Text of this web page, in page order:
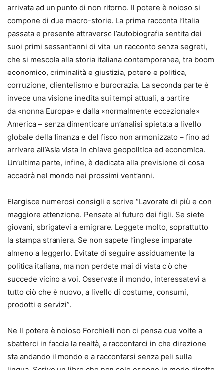
arrivata ad un punto di non ritorno. Il potere è noioso si
compone di due macro-storie. La prima racconta l’Italia
passata e presente attraverso l’autobiografia sentita dei
suoi primi sessant’anni di vita: un racconto senza segreti,
che si mescola alla storia italiana contemporanea, tra boom
economico, criminalità e giustizia, potere e politica,
corruzione, clientelismo e burocrazia. La seconda parte è
invece una visione inedita sui tempi attuali, a partire
da «nonna Europa» e dalla «normalmente eccezionale»
America – senza dimenticare un’analisi spietata a livello
globale della finanza e del fisco non armonizzato – fino ad
arrivare all’Asia vista in chiave geopolitica ed economica.
Un’ultima parte, infine, è dedicata alla previsione di cosa
accadrà nel mondo nei prossimi vent’anni.
Elargisce numerosi consigli e scrive “Lavorate di più e con
maggiore attenzione. Pensate al futuro dei figli. Se siete
giovani, sbrigatevi a emigrare. Leggete molto, soprattutto
la stampa straniera. Se non sapete l’inglese imparate
almeno a leggerlo. Evitate di seguire assiduamente la
politica italiana, ma non perdete mai di vista ciò che
succede vicino a voi. Osservate il mondo, interessatevi a
tutto ciò che è nuovo, a livello di costume, consumi,
prodotti e servizi”.
Ne Il potere è noioso Forchielli non ci pensa due volte a
sbatterci in faccia la realtà, a raccontarci in che direzione
sta andando il mondo e a raccontarsi senza peli sulla